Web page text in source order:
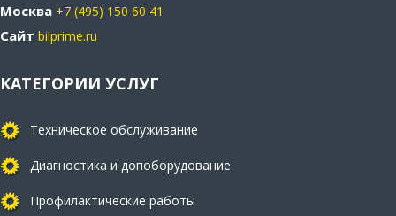
Москва +7 (495) 150 60 41
Сайт bilprime.ru
КАТЕГОРИИ УСЛУГ
Техническое обслуживание
Диагностика и допоборудование
Профилактические работы